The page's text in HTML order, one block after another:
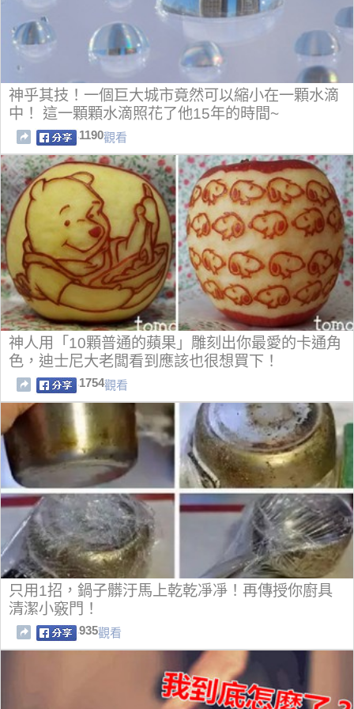
神乎其技！一個巨大城市竟然可以縮小在一顆水滴
中！ 這一顆顆水滴照花了他15年的時間~
1190觀看
神人用「10顆普通的蘋果」雕刻出你最愛的卡通角
色，迪士尼大老闆看到應該也很想買下！
1754觀看
只用1招，鍋子髒汙馬上乾乾凈凈！再傳授你廚具
清潔小竅門！
935觀看